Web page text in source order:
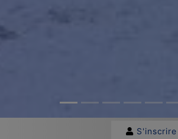
S'inscrire